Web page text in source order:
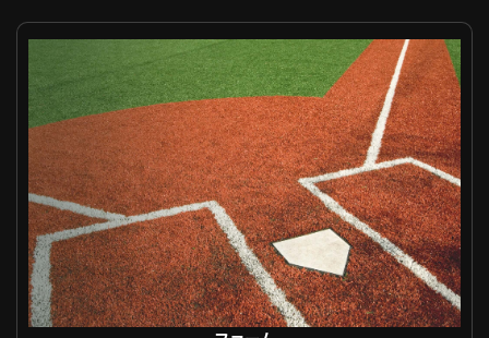
ファーム 阪神 VS オリックス